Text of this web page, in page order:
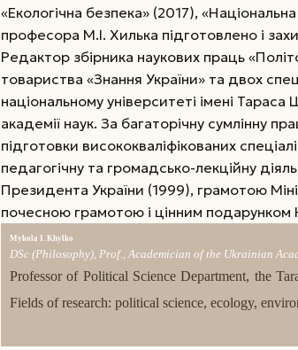
«Екологічна безпека» (2017),
професора М.І. Хилька підготовлено і
Редактор збірника наукових праць
товариства «Знання України» та двох
національному університеті імені Тараса
академії наук. За багаторічну сумлінну
підготовки висококваліфікованих
педагогічну та громадсько-лекційну
Президента України (1999), грамотою
почесною грамотою і цінним подарунком
Mykola I. Khylko
DSc (Philosophy), Prof., Academician of the Ukrainian
Professor of Political Science Department, the
Fields of research: political science, ecology,